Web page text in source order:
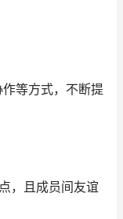
等方式，不断提
，且成员间友谊